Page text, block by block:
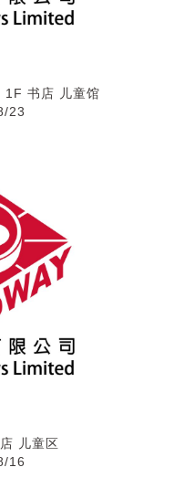
1F 书店 儿童馆
23
儿童区
16